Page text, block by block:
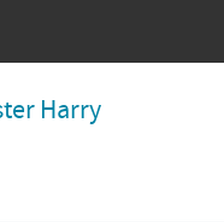
Harry
: